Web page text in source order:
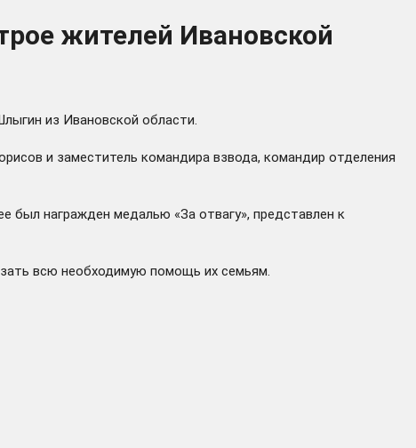
жителей Ивановской
из Ивановской области.
и заместитель командира взвода, командир отделения
был награжден медалью «За отвагу», представлен к
всю необходимую помощь их семьям.